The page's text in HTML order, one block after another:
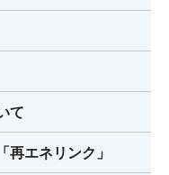
て
エネリンク」